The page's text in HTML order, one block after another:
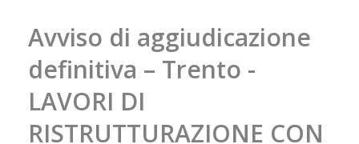
Avviso di aggiudicazione
definitiva – Trento -
LAVORI DI
RISTRUTTURAZIONE CON